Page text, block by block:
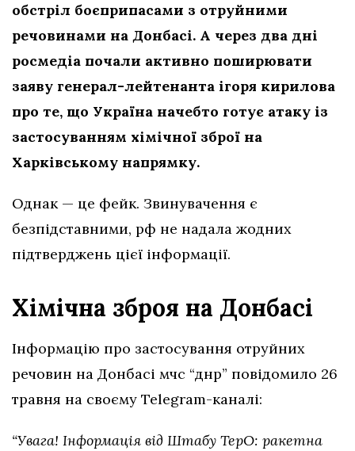
обстріл боєприпасами з отруйними
речовинами на Донбасі. А через два дні
росмедіа почали активно поширювати
заяву генерал-лейтенанта ігоря кирилова
про те, що Україна начебто готує атаку із
застосуванням хімічної зброї на
Харківському напрямку.
Однак — це фейк. Звинувачення є
безпідставними, рф не надала жодних
підтверджень цієї інформації.
Хімічна зброя на Донбасі
Інформацію про застосування отруйних
речовин на Донбасі мчс “днр” повідомило 26
травня на своєму Telegram-каналі:
“Увага! Інформація від Штабу ТерО: ракетна